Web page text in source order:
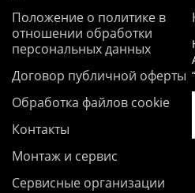
Положение о политике в
отношении обработки
персональных данных
Договор публичной оферты
Обработка файлов cookie
Контакты
Монтаж и сервис
Сервисные организации